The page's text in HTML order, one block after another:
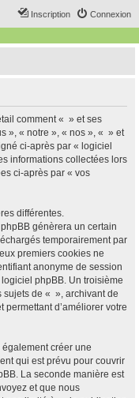
Connexion
Inscription
comment « » et ses
», « notre », « nos », « » et
ci-après par « logiciel
informations collectées lors
ci-après par « vos
différentes.
génèrera un certain
temporairement par
premiers cookies ne
anonyme de session
phpBB. Un troisième
sujets de « », archivant de
permettant d’améliorer votre
créer une
qui est prévu pour couvrir
La seconde manière est
et que nous